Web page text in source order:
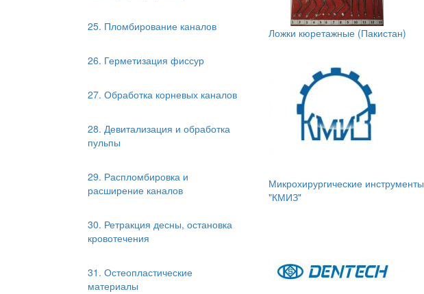
25. Пломбирование каналов
26. Герметизация фиссур
27. Обработка корневых каналов
28. Девитализация и обработка
пульпы
29. Распломбировка и
расширение каналов
30. Ретракция десны, остановка
кровотечения
31. Остеопластические
материалы
Ложки кюретажные (Пакистан)
Микрохирургические инструменты
"КМИЗ"